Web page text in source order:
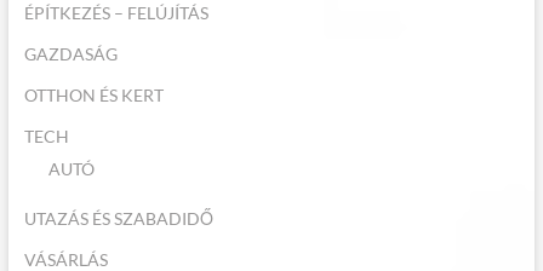
ÉPÍTKEZÉS – FELÚJÍTÁS
GAZDASÁG
OTTHON ÉS KERT
TECH
AUTÓ
UTAZÁS ÉS SZABADIDŐ
VÁSÁRLÁS